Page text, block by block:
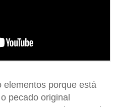
elementos porque está
pecado original